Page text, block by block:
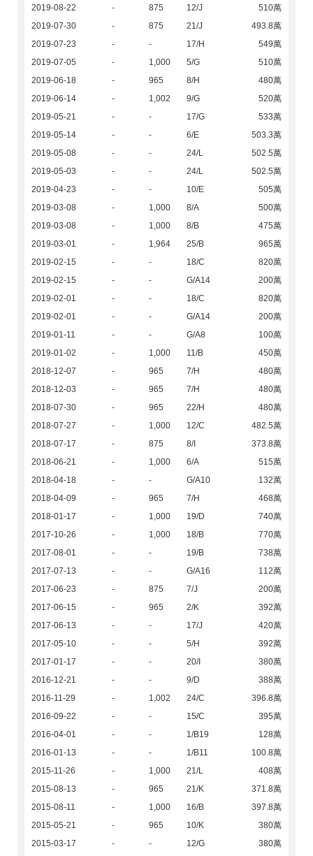
2019-08-22 - 875 12/J
510萬
2019-07-30
- 875 21/J
493.8萬
2019-07-23
- - 17/H
549萬
2019-07-05
- 1,000 5/G
510萬
2019-06-18
- 965 8/H
480萬
2019-06-14
- 1,002 9/G
520萬
2019-05-21
- - 17/G
533萬
2019-05-14
- - 6/E
503.3萬
2019-05-08
- - 24/L
502.5萬
2019-05-03
- - 24/L
502.5萬
2019-04-23
- - 10/E
505萬
2019-03-08
- 1,000 8/A
500萬
2019-03-08
- 1,000 8/B
475萬
2019-03-01
- 1,964 25/B
965萬
2019-02-15
- - 18/C
820萬
2019-02-15
- - G/A14
200萬
2019-02-01
- - 18/C
820萬
2019-02-01
- - G/A14
200萬
2019-01-11
- - G/A8
100萬
2019-01-02
- 1,000 11/B
450萬
2018-12-07
- 965 7/H
480萬
2018-12-03
- 965 7/H
480萬
2018-07-30
- 965 22/H
480萬
2018-07-27
- 1,000 12/C
482.5萬
2018-07-17
- 875 8/I
373.8萬
2018-06-21
- 1,000 6/A
515萬
2018-04-18
- - G/A10
132萬
2018-04-09
- 965 7/H
468萬
2018-01-17
- 1,000 19/D
740萬
2017-10-26
- 1,000 18/B
770萬
2017-08-01
- - 19/B
738萬
2017-07-13
- - G/A16
112萬
2017-06-23
- 875 7/J
200萬
2017-06-15
- 965 2/K
392萬
2017-06-13
- - 17/J
420萬
2017-05-10
- - 5/H
392萬
2017-01-17
- - 20/I
380萬
2016-12-21
- - 9/D
388萬
2016-11-29
- 1,002 24/C
396.8萬
2016-09-22
- - 15/C
395萬
2016-04-01
- - 1/B19
128萬
2016-01-13
- - 1/B11
100.8萬
2015-11-26
- 1,000 21/L
408萬
2015-08-13
- 965 21/K
371.8萬
2015-08-11
- 1,000 16/B
397.8萬
2015-05-21
- 965 10/K
380萬
2015-03-17
- - 12/G
380萬